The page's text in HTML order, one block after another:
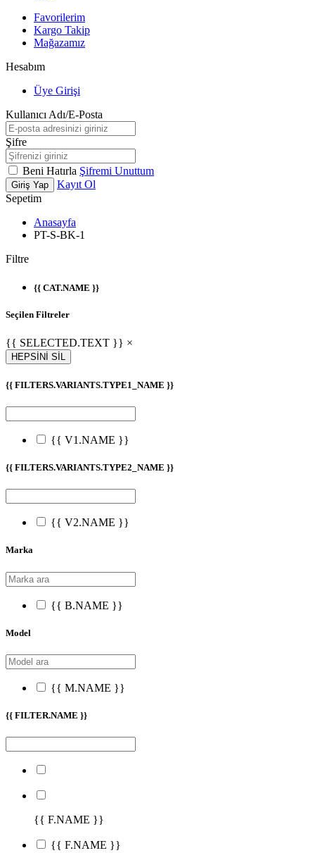
Favorilerim
Kargo Takip
Mağazamız
Hesabım
Üye Girişi
Kullanıcı Adı/E-Posta
Şifre
Beni Hatırla Şifremi Unuttum
Giriş Yap
Kayıt Ol
Sepetim
Anasayfa
PT-S-BK-1
Filtre
{{ CAT.NAME }}
Seçilen Filtreler
{{ SELECTED.TEXT }} ×
HEPSİNİ SİL
{{ FILTERS.VARIANTS.TYPE1_NAME }}
{{ V1.NAME }}
{{ FILTERS.VARIANTS.TYPE2_NAME }}
{{ V2.NAME }}
Marka
{{ B.NAME }}
Model
{{ M.NAME }}
{{ FILTER.NAME }}
{{ F.NAME }}
{{ F.NAME }}